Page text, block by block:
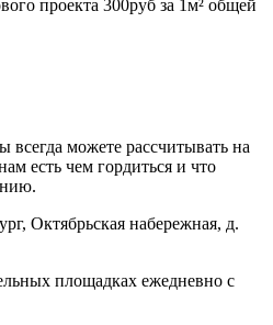
проекта 300руб за 1м² общей
можете рассчитывать на
есть чем гордиться и что
Октябрьская набережная, д.
площадках ежедневно с